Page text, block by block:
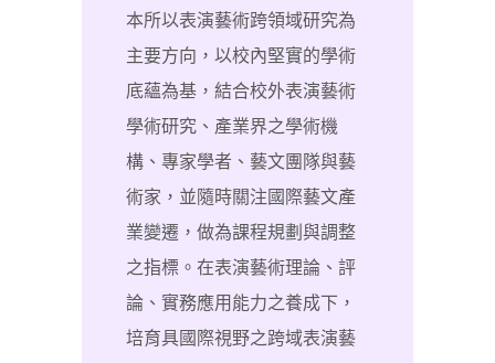
本所以表演藝術跨領域研究為
主要方向，以校內堅實的學術
底蘊為基，結合校外表演藝術
學術研究、產業界之學術機
構、專家學者、藝文團隊與藝
術家，並隨時關注國際藝文產
業變遷，做為課程規劃與調整
之指標。在表演藝術理論、評
論、實務應用能力之養成下，
培育具國際視野之跨域表演藝